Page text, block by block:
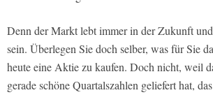
Denn der Markt lebt immer in der Zukunft und
sein. Überlegen Sie doch selber, was für Sie
heute eine Aktie zu kaufen. Doch nicht, weil
gerade schöne Quartalszahlen geliefert hat,